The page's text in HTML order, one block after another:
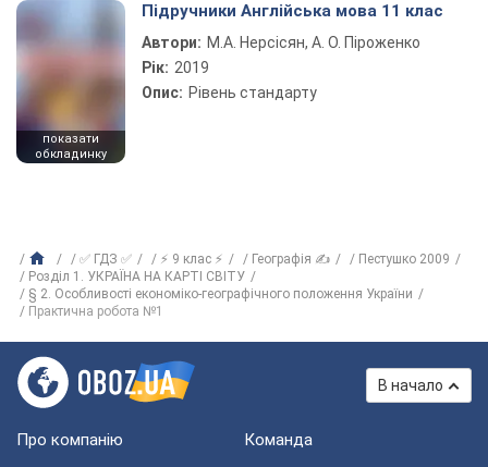
показати
обкладинку
Підручники Англійська мова 11 клас
Автори: М.А. Нерсісян, А. О. Піроженко
Рік: 2019
Опис: Рівень стандарту
✅ ГДЗ ✅ ⚡ 9 клас ⚡ Географія ✍
Пестушко 2009
Розділ 1. УКРАЇНА НА КАРТІ СВІТУ
§ 2. Особливості економіко-географічного положення України
Практична робота №1
В начало
Про компанію Команда